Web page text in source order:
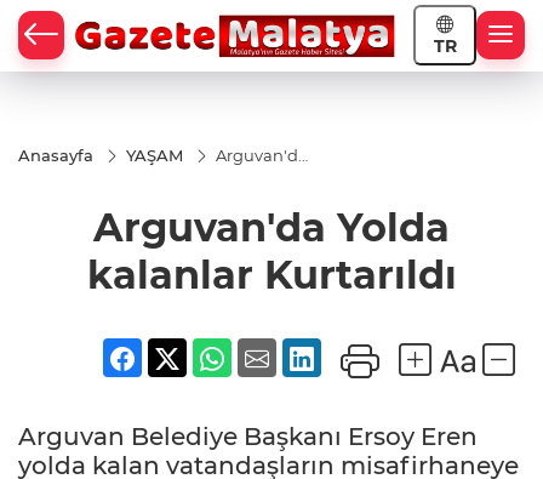
TR
Anasayfa YAŞAM
Arguvan'da
Kurtarıldı
Arguvan'da Yolda
kalanlar Kurtarıldı
Arguvan Belediye Başkanı Ersoy Eren
yolda kalan vatandaşların misafirhaneye